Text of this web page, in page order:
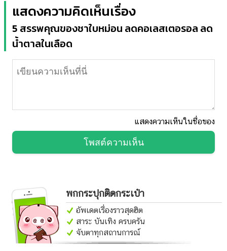
แสดงความคิดเห็นเรื่อง
5 สรรพคุณของชาใบหม่อน ลดคอเลสเตอรอล ลด
น้ำตาลในเลือด
แสดงความเห็นในชื่อของ
โพสต์ความเห็น
พกกระปุกติดกระเป๋า
อัพเดตเรื่องราวสุดฮิต
สาระ บันเทิง ครบครัน
จับตาทุกสถานการณ์